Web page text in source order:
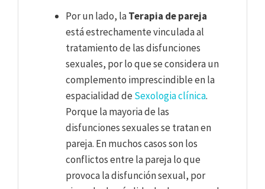
Por un lado, laTerapia de pareja
está estrechamente vinculada al
tratamiento de las disfunciones
sexuales, por lo que se considera un
complemento imprescindible en la
espacialidad de Sexologia clínica.
Porque la mayoria de las
disfunciones sexuales se tratan en
pareja. En muchos casos son los
conflictos entre la pareja lo que
provoca la disfunción sexual, por